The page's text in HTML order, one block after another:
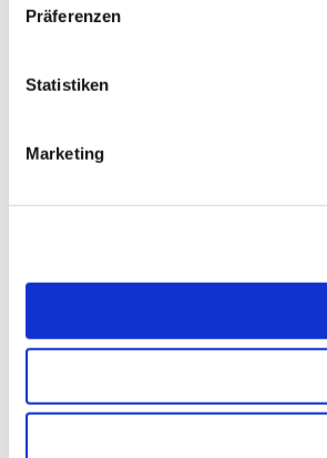
Ihrer Nutzung der Dienste gesammelt
Präferenzen
Statistiken
Marketing